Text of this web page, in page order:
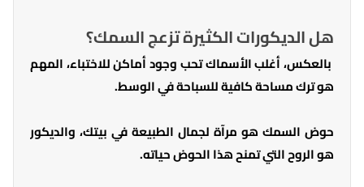
هل الديكورات الكثيرة تزعج السمك؟
بالعكس، أغلب الأسماك تحب وجود أماكن للاختباء، المهم
هو ترك مساحة كافية للسباحة في الوسط.
حوض السمك هو مرآة لجمال الطبيعة في بيتك، والديكور
هو الروح التي تمنح هذا الحوض حياته.